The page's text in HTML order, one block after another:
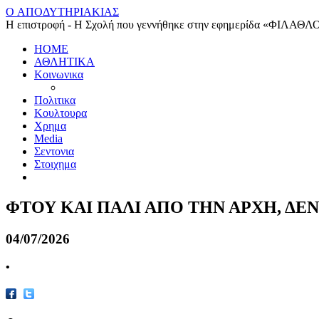
O ΑΠΟΔΥΤΗΡΙΑΚΙΑΣ
Η επιστροφή - Η Σχολή που γεννήθηκε στην εφημερίδα
HOME
ΑΘΛΗΤΙΚΑ
Κοινωνικα
Πολιτικα
Κουλτουρα
Χρημα
Media
Σεντονια
Στοιχημα
ΦΤΟΥ ΚΑΙ ΠΑΛΙ ΑΠΟ ΤΗΝ ΑΡΧΗ,
04/07/2026
•